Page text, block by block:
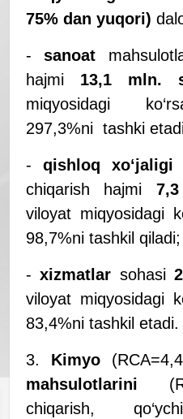
75% dan yuqori)
-sanoat
hajmi 13,1 mln.
miqyosidagi
297,3%ni tashki
-qishloq xo‘jaligi
chiqarish hajmi
viloyat miqyosidagi
98,7%ni tashkil qiladi;
-xizmatlar sohasi
viloyat miqyosidagi
83,4%ni tashkil etadi.
3. Kimyo
mahsulotlarini
chiqarish,